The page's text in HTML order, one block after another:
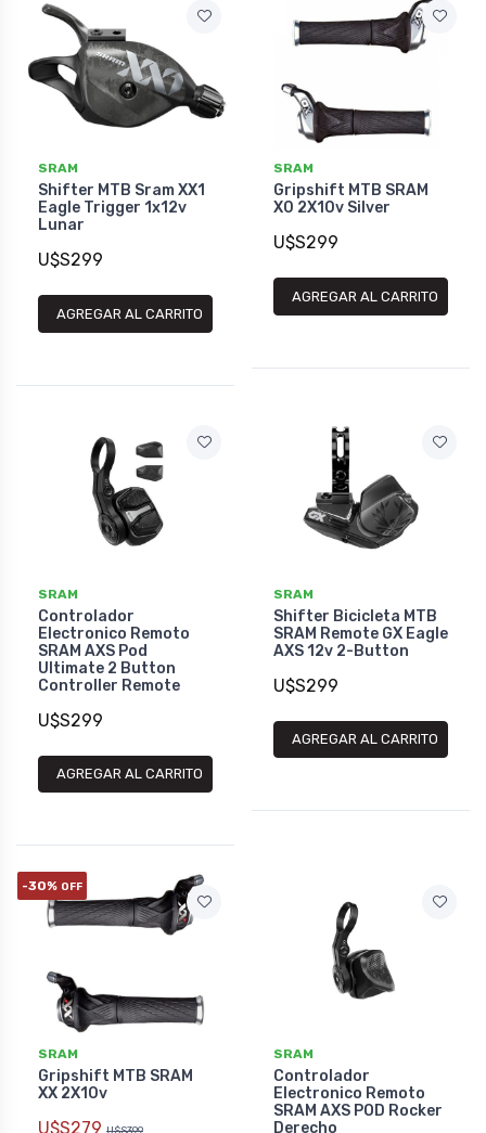
SRAM
Shifter MTB Sram XX1
Eagle Trigger 1x12v
Lunar
U$S299
AGREGAR AL CARRITO
SRAM
Gripshift MTB SRAM
X0 2X10v Silver
U$S299
AGREGAR AL CARRITO
SRAM
Controlador
Electronico Remoto
SRAM AXS Pod
Ultimate 2 Button
Controller Remote
U$S299
AGREGAR AL CARRITO
SRAM
Shifter Bicicleta MTB
SRAM Remote GX Eagle
AXS 12v 2-Button
U$S299
AGREGAR AL CARRITO
-30% OFF
SRAM
Gripshift MTB SRAM
XX 2X10v
U$S279
SRAM
Controlador
Electronico Remoto
SRAM AXS POD Rocker
Derecho